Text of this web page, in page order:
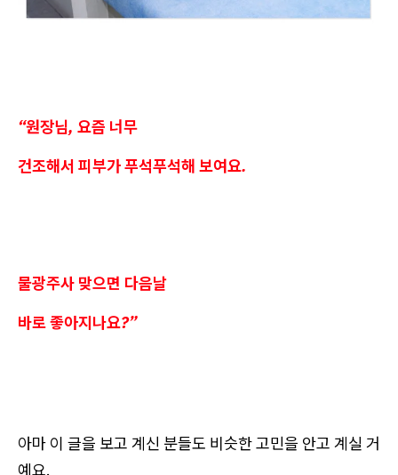
“원장님, 요즘 너무
건조해서 피부가 푸석푸석해 보여요.
물광주사 맞으면 다음날
바로 좋아지나요?”
아마 이 글을 보고 계신 분들도 비슷한 고민을 안고 계실 거
예요.